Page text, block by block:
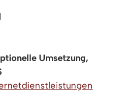
Umsetzung,